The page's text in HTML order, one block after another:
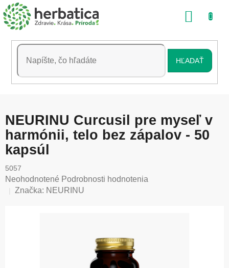
Prejsť
na
obsah
HĽADAŤ
NEURINU Curcusil pre myseľ v
harmónii, telo bez zápalov - 50
kapsúl
5057
Priemerné
hodnotenie
Neohodnotené Podrobnosti hodnotenia
Značka: NEURINU